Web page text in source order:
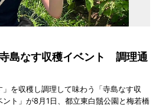
島なす収穫イベント 調理通
を収穫し調理して味わう「寺島なす収
ト」が8月1日、都立東白鬚公園と梅若橋